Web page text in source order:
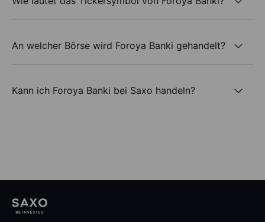
An welcher Börse wird Foroya Banki gehandelt?
Kann ich Foroya Banki bei Saxo handeln?